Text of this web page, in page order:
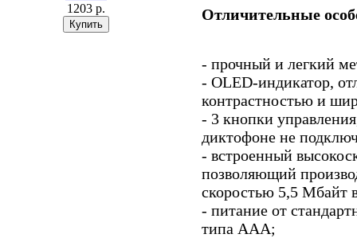
1203 p. Отличительные
- прочный и легкий
- OLED-индикатор,
контрастностью и
- 3 кнопки
диктофоне не
- встроенный
позволяющий
скоростью 5,5 Мбайт
- питание от
типа ААА;